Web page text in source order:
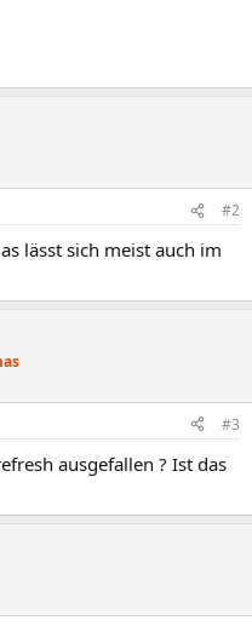
#2
lässt sich meist auch im
#3
ausgefallen ? Ist das